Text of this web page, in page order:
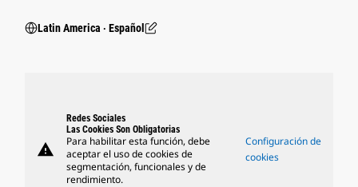
Latin America ‧ Español
warning
Redes Sociales
Las Cookies Son Obligatorias
Para habilitar esta función, debe
aceptar el uso de cookies de
segmentación, funcionales y de
rendimiento.
Configuración de
cookies